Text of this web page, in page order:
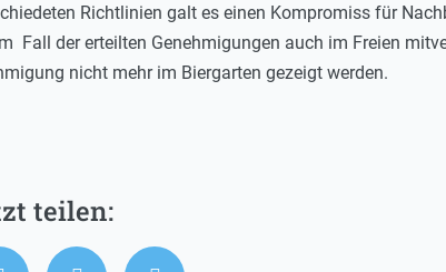
Richtlinien galt es einen Kompromiss für
Fall der erteilten Genehmigungen auch im Freien
nicht mehr im Biergarten gezeigt werden.